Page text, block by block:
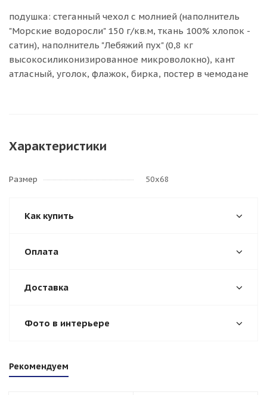
подушка: стеганный чехол с молнией (наполнитель
"Морские водоросли" 150 г/кв.м, ткань 100% хлопок -
сатин), наполнитель "Лебяжий пух" (0,8 кг
высокосиликонизированное микроволокно), кант
атласный, уголок, флажок, бирка, постер в чемодане
Характеристики
Размер 50х68
Как купить
Оплата
Доставка
Фото в интерьере
Рекомендуем